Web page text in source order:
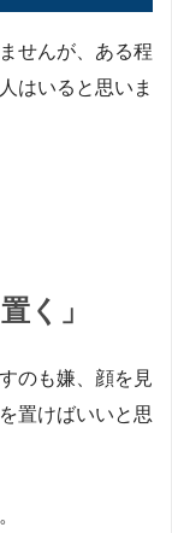
せんが、ある程
はいると思いま
く」
のも嫌、顔を見
置けばいいと思